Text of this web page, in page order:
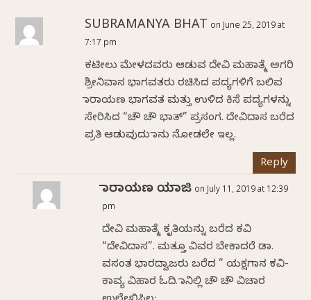
SUBRAMANYA BHAT
on June 25, 2019 at
7:17 pm
ಕಟೀಲು ಮೇಳದವರು ಆಡುವ ದೇವಿ ಮಹಾತ್ಮೆ ಅಗರಿ
ಶ್ರೀನಿವಾಸ ಭಾಗವತರು ರಚಿಸಿದ ಪದ್ಯಗಳಿಗೆ ಬಲಿಪ
ನಾರಾಯಣ ಭಾಗವತ ಮತ್ತು ಉಳಿದ ಕಿಸೆ ಪದ್ಯಗಳನ್ನು
ಸೇರಿಸಿದ “ಚೌ ಚೌ ಭಾತ್” ಪ್ರಸಂಗ. ದೇವಿದಾಸ ಬರೆದ
ಪ್ರತಿ ಆಡುವುದು ನಾನು ನೋಡಲೇ ಇಲ್ಲ.
Reply
ನಾರಾಯಣ ಯಾಜಿ on July 11, 2019 at 12:39
pm
ದೇವಿ ಮಹಾತ್ಮೆ ಕೃತಿಯನ್ನು ಬರೆದ ಕವಿ
“ದೇವಿದಾಸ”. ಮತ್ತೂ ವಿವರ ಬೇಕಾದರೆ ಡಾ.
ವಸಂತ ಭಾರದ್ವಾಜರು ಬರೆದ ” ಯಕ್ಷಗಾನ ಕವಿ-
ಕಾವ್ಯ ವಿಹಾರ ಓದಿ. ನಾನಿಲ್ಲಿ ಚೌ ಚೌ ವಿಚಾರ